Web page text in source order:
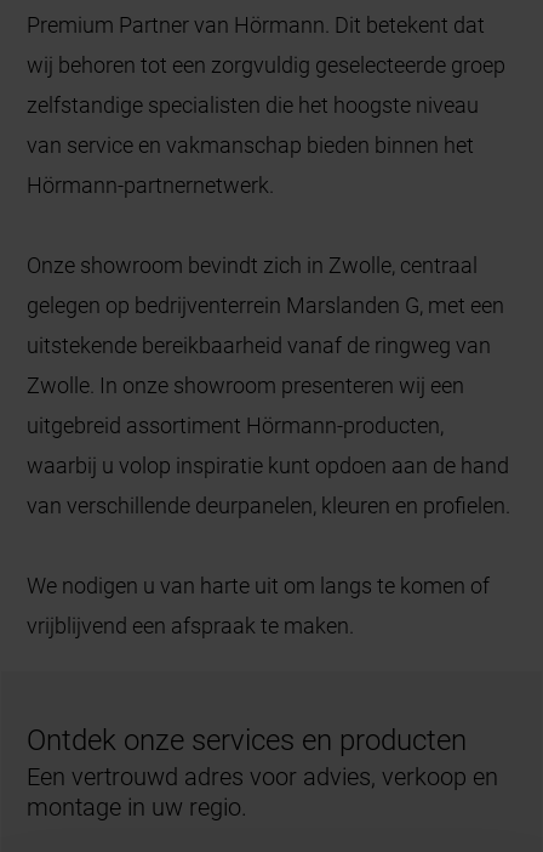
Premium Partner van Hörmann. Dit betekent dat
wij behoren tot een zorgvuldig geselecteerde groep
zelfstandige specialisten die het hoogste niveau
van service en vakmanschap bieden binnen het
Hörmann-partnernetwerk.
Onze showroom bevindt zich in Zwolle, centraal
gelegen op bedrijventerrein Marslanden G, met een
uitstekende bereikbaarheid vanaf de ringweg van
Zwolle. In onze showroom presenteren wij een
uitgebreid assortiment Hörmann-producten,
waarbij u volop inspiratie kunt opdoen aan de hand
van verschillende deurpanelen, kleuren en profielen.
We nodigen u van harte uit om langs te komen of
vrijblijvend een afspraak te maken.
Ontdek onze services en producten
Een vertrouwd adres voor advies, verkoop en
montage in uw regio.